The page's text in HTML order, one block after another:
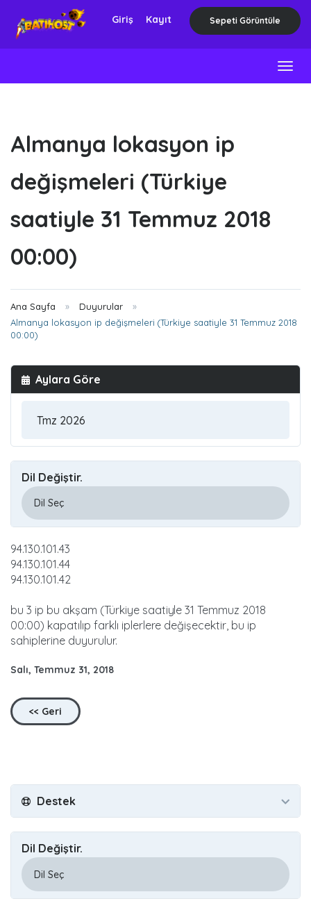
Giriş Kayıt Sepeti Görüntüle
Almanya lokasyon ip
değişmeleri (Türkiye
saatiyle 31 Temmuz 2018
00:00)
Ana Sayfa
Duyurular
Almanya lokasyon ip değişmeleri (Türkiye saatiyle 31 Temmuz 2018
00:00)
Aylara Göre
Dil Değiştir.
94.130.101.43
94.130.101.44
94.130.101.42
bu 3 ip bu akşam (Türkiye saatiyle 31 Temmuz 2018
00:00) kapatılıp farklı iplerlere değişecektir, bu ip
sahiplerine duyurulur.
Salı, Temmuz 31, 2018
<< Geri
Destek
Dil Değiştir.